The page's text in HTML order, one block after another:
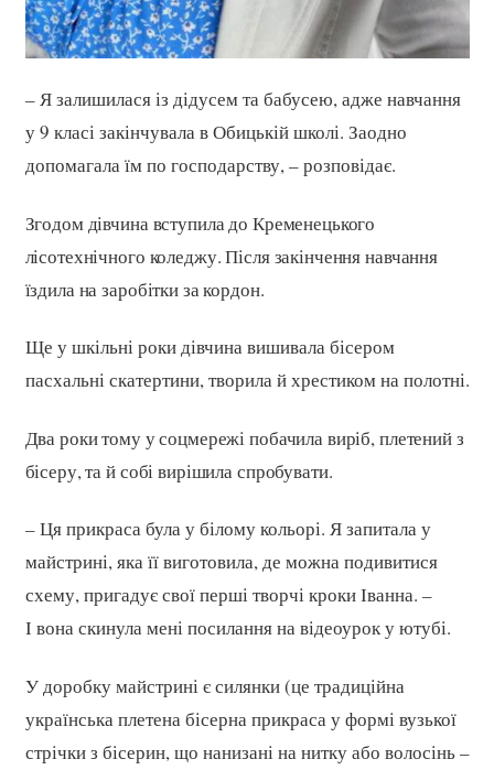
– Я залишилася із дідусем та бабусею, адже навчання
у 9 класі закінчувала в Обицькій школі. Заодно
допомагала їм по господарству, – розповідає.
Згодом дівчина вступила до Кременецького
лісотехнічного коледжу. Після закінчення навчання
їздила на заробітки за кордон.
Ще у шкільні роки дівчина вишивала бісером
пасхальні скатертини, творила й хрестиком на полотні.
Два роки тому у соцмережі побачила виріб, плетений з
бісеру, та й собі вирішила спробувати.
– Ця прикраса була у білому кольорі. Я запитала у
майстрині, яка її виготовила, де можна подивитися
схему, пригадує свої перші творчі кроки Іванна. –
І вона скинула мені посилання на відеоурок у ютубі.
У доробку майстрині є силянки (це традиційна
українська плетена бісерна прикраса у формі вузької
стрічки з бісерин, що нанизані на нитку або волосінь –